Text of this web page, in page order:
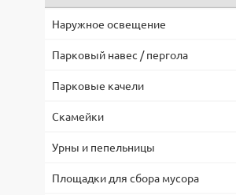
Наружное освещение
Парковый навес / пергола
Парковые качели
Скамейки
Урны и пепельницы
Площадки для сбора мусора